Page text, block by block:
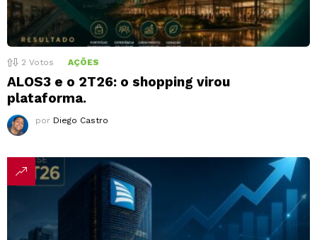
2 Votos AÇÕES
ALOS3 e o 2T26: o shopping virou
plataforma.
por Diego Castro